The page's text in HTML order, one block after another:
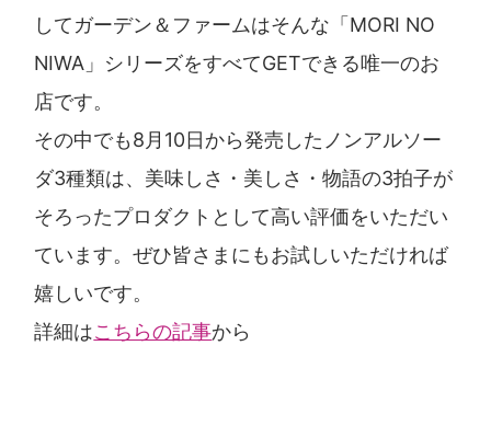
してガーデン＆ファームはそんな「MORI NO
NIWA」シリーズをすべてGETできる唯一のお
店です。
その中でも8月10日から発売したノンアルソー
ダ3種類は、美味しさ・美しさ・物語の3拍子が
そろったプロダクトとして高い評価をいただい
ています。ぜひ皆さまにもお試しいただければ
嬉しいです。
詳細はこちらの記事から